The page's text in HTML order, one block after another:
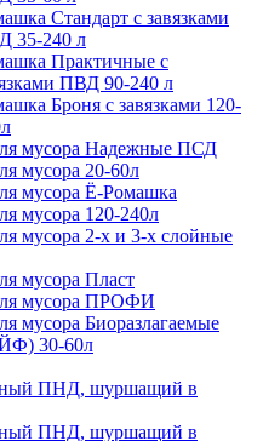
Стандарт с завязками
35-240 л
Практичные с
ПВД 90-240 л
Броня с завязками 120-
мусора Надежные ПСД
мусора 20-60л
мусора Ё-Ромашка
мусора 120-240л
мусора 2-х и 3-х слойные
мусора Пласт
мусора ПРОФИ
мусора Биоразлагаемые
30-60л
ПНД, шуршащий в
ПНД, шуршащий в